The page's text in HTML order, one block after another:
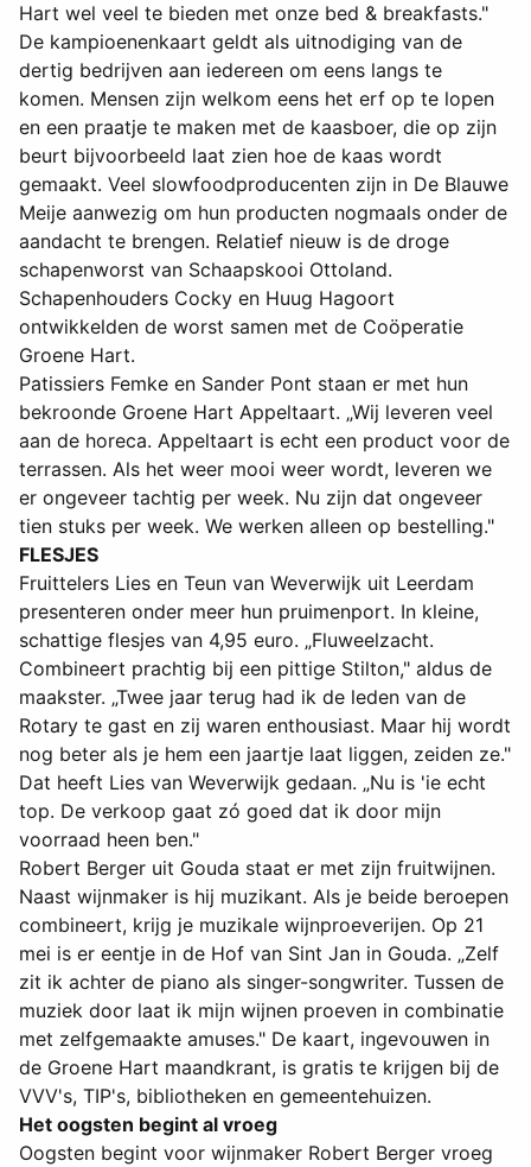
Hart wel veel te bieden met onze bed & breakfasts."
De kampioenenkaart geldt als uitnodiging van de
dertig bedrijven aan iedereen om eens langs te
komen. Mensen zijn welkom eens het erf op te lopen
en een praatje te maken met de kaasboer, die op zijn
beurt bijvoorbeeld laat zien hoe de kaas wordt
gemaakt. Veel slowfoodproducenten zijn in De Blauwe
Meije aanwezig om hun producten nogmaals onder de
aandacht te brengen. Relatief nieuw is de droge
schapenworst van Schaapskooi Ottoland.
Schapenhouders Cocky en Huug Hagoort
ontwikkelden de worst samen met de Coöperatie
Groene Hart.
Patissiers Femke en Sander Pont staan er met hun
bekroonde Groene Hart Appeltaart. „Wij leveren veel
aan de horeca. Appeltaart is echt een product voor de
terrassen. Als het weer mooi weer wordt, leveren we
er ongeveer tachtig per week. Nu zijn dat ongeveer
tien stuks per week. We werken alleen op bestelling."
FLESJES
Fruittelers Lies en Teun van Weverwijk uit Leerdam
presenteren onder meer hun pruimenport. In kleine,
schattige flesjes van 4,95 euro. „Fluweelzacht.
Combineert prachtig bij een pittige Stilton," aldus de
maakster. „Twee jaar terug had ik de leden van de
Rotary te gast en zij waren enthousiast. Maar hij wordt
nog beter als je hem een jaartje laat liggen, zeiden ze."
Dat heeft Lies van Weverwijk gedaan. „Nu is 'ie echt
top. De verkoop gaat zó goed dat ik door mijn
voorraad heen ben."
Robert Berger uit Gouda staat er met zijn fruitwijnen.
Naast wijnmaker is hij muzikant. Als je beide beroepen
combineert, krijg je muzikale wijnproeverijen. Op 21
mei is er eentje in de Hof van Sint Jan in Gouda. „Zelf
zit ik achter de piano als singer-songwriter. Tussen de
muziek door laat ik mijn wijnen proeven in combinatie
met zelfgemaakte amuses." De kaart, ingevouwen in
de Groene Hart maandkrant, is gratis te krijgen bij de
VVV's, TIP's, bibliotheken en gemeentehuizen.
Het oogsten begint al vroeg
Oogsten begint voor wijnmaker Robert Berger vroeg